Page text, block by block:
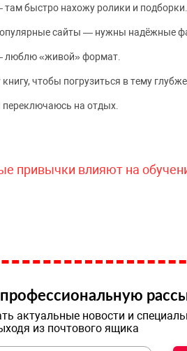
быстро нахожу ролики и подборки.
сайты — нужны надёжные
люблю «живой» формат.
чтобы погрузиться в тему глубже.
на отдых.
привычки влияют на
актуальные новости и
из почтового ящика